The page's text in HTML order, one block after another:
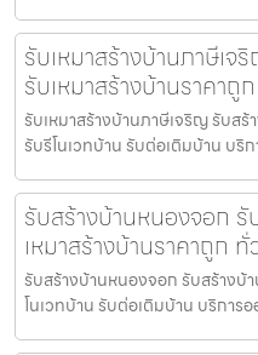
รับเหมาสร้างบ้านภาษีเ
รับเหมาสร้างบ้านราคาถู
รับเหมาสร้างบ้านภาษีเจริญ รับสร้
รับรีโนเวทบ้าน รับต่อเติมบ้าน บริ
รับสร้างบ้านหนองจอก
เหมาสร้างบ้านราคาถูก ทั่
รับสร้างบ้านหนองจอก รับสร้างบ้า
โนเวทบ้าน รับต่อเติมบ้าน บริการ